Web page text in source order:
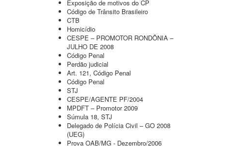
Exposição de motivos do CP
Código de Trânsito Brasileiro
CTB
Homicídio
CESPE – PROMOTOR RONDÔNIA –
JULHO DE 2008
Código Penal
Perdão judicial
Art. 121, Código Penal
Código Penal
STJ
CESPE/AGENTE PF/2004
MPDFT – Promotor 2009
Súmula 18, STJ
Delegado de Polícia Civil – GO 2008
(UEG)
Prova OAB/MG - Dezembro/2006